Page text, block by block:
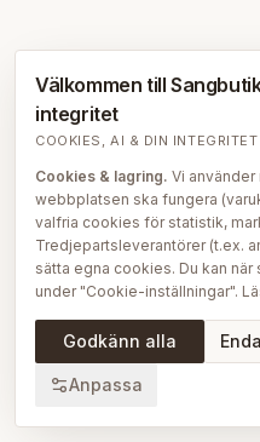
Välkommen till
integritet
COOKIES, AI & DIN INTEGRITET
Cookies & lagring. Vi
webbplatsen ska fungera
valfria cookies för statistik,
Tredjepartsleverantörer (t.ex.
sätta egna cookies. Du kan
under "Cookie-inställningar".
AI på Sängbutiken.För att ge
vi delvis AI-teknik — bl.a. för
att skapa, översätta och
Godkänn alla
Anpassa